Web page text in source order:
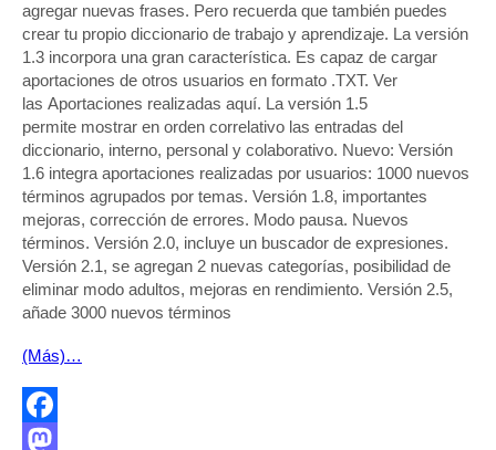
agregar nuevas frases. Pero recuerda que también puedes
crear tu propio diccionario de trabajo y aprendizaje. La versión
1.3 incorpora una gran característica. Es capaz de cargar
aportaciones de otros usuarios en formato .TXT. Ver
las Aportaciones realizadas aquí. La versión 1.5
permite mostrar en orden correlativo las entradas del
diccionario, interno, personal y colaborativo. Nuevo: Versión
1.6 integra aportaciones realizadas por usuarios: 1000 nuevos
términos agrupados por temas. Versión 1.8, importantes
mejoras, corrección de errores. Modo pausa. Nuevos
términos. Versión 2.0, incluye un buscador de expresiones.
Versión 2.1, se agregan 2 nuevas categorías, posibilidad de
eliminar modo adultos, mejoras en rendimiento. Versión 2.5,
añade 3000 nuevos términos
(Más)…
Facebook